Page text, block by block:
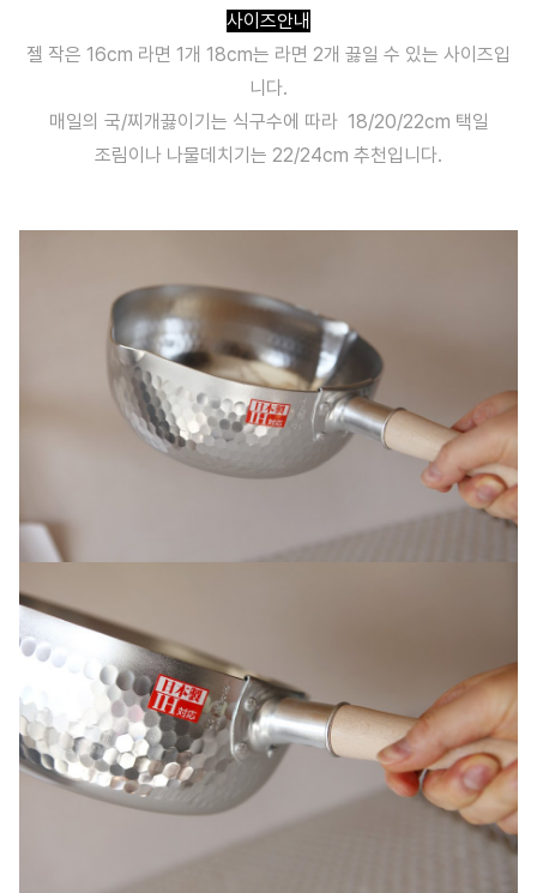
사이즈안내
젤 작은 16cm 라면 1개 18cm는 라면 2개 끓일 수 있는 사이즈입
니다.
매일의 국/찌개끓이기는 식구수에 따라 18/20/22cm 택일
조림이나 나물데치기는 22/24cm 추천입니다.